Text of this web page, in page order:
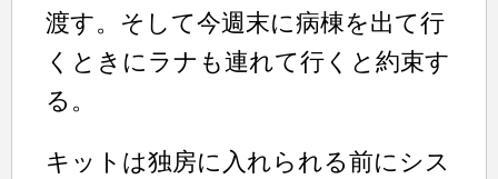
渡す。そして今週末に病棟を出て行
くときにラナも連れて行くと約束す
る。
キットは独房に入れられる前にシス